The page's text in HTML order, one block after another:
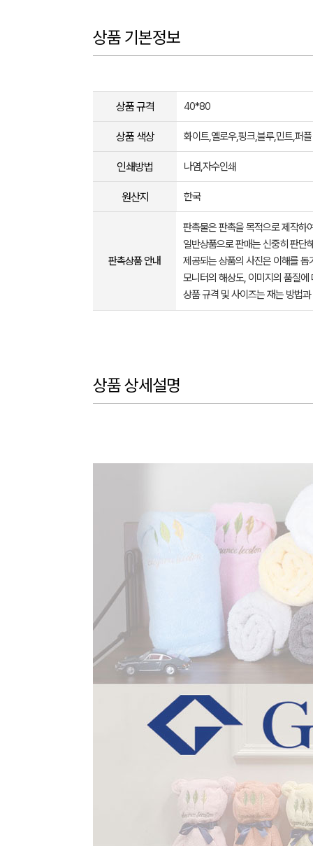
상품 기본정보
상품 규격 40*80
상품 색상 화이트,옐로우,핑크,블루,민트,퍼플
인쇄방법 나염,자수인쇄
원산지 한국
판촉상품 안내
판촉물은 판촉을 목적으로 제작하
일반상품으로 판매는 신중히 판단
제공되는 상품의 사진은 이해를
모니터의 해상도, 이미지의 품질
상품 규격 및 사이즈는 재는 방법
상품 상세설명